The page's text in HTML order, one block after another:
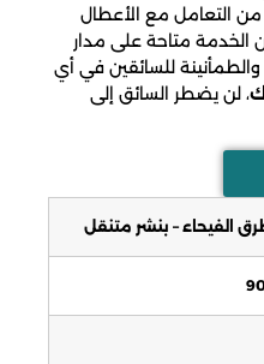
من التعامل مع الأعطال
الخدمة متاحة على مدار
والطمأنينة للسائقين في أي
، لن يضطر السائق إلى
الفيحاء – بنشر متنقل